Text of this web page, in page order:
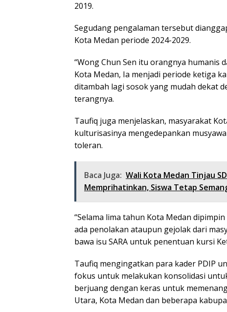
2019.
Segudang pengalaman tersebut
Kota Medan periode 2024-2029.
“Wong Chun Sen itu orangnya humanis
Kota Medan, Ia menjadi periode ketiga
ditambah lagi sosok yang mudah dekat
terangnya.
Taufiq juga menjelaskan, masyarakat
kulturisasinya mengedepankan
toleran.
Baca Juga: Wali Kota Medan Tinjau
Memprihatinkan, Siswa Tetap
“Selama lima tahun Kota Medan
ada penolakan ataupun gejolak dari
bawa isu SARA untuk penentuan kursi
Taufiq mengingatkan para kader PDIP
fokus untuk melakukan konsolidasi
berjuang dengan keras untuk
Utara, Kota Medan dan beberapa